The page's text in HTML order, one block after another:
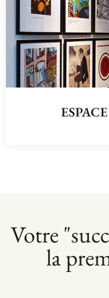
Votre
la